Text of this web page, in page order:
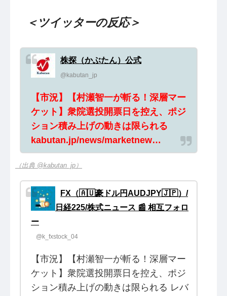
＜ツイッターの反応＞
株探（かぶたん）公式
@kabutan_jp
【市況】【村瀬智一が斬る！深層マー
ケット】衆院選投開票日を控え、ポジ
ション積み上げの動きは限られる
kabutan.jp/news/marketnew…
（出典 @kabutan_jp）
FX（🇦🇺豪ドル円AUDJPY🇯🇵）/
日経225/株式ニュース 📰 相互フォロ
ー
@k_fxstock_04
【市況】【村瀬智一が斬る！深層マー
ケット】衆院選投開票日を控え、ポジ
ション積み上げの動きは限られる レバ